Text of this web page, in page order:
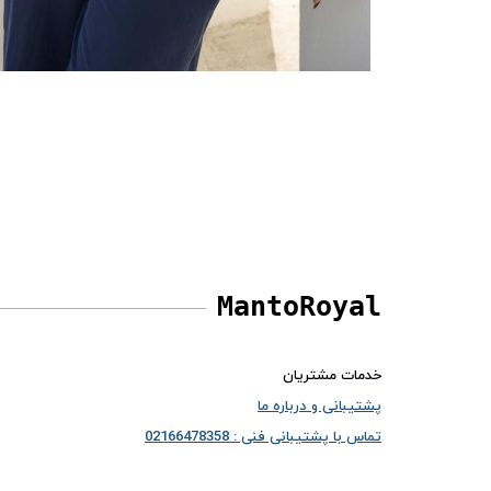
MantoRoyal
خدمات مشتریان
پشتیبانی و درباره ما
تماس با پشتیبانی فنی : 02166478358